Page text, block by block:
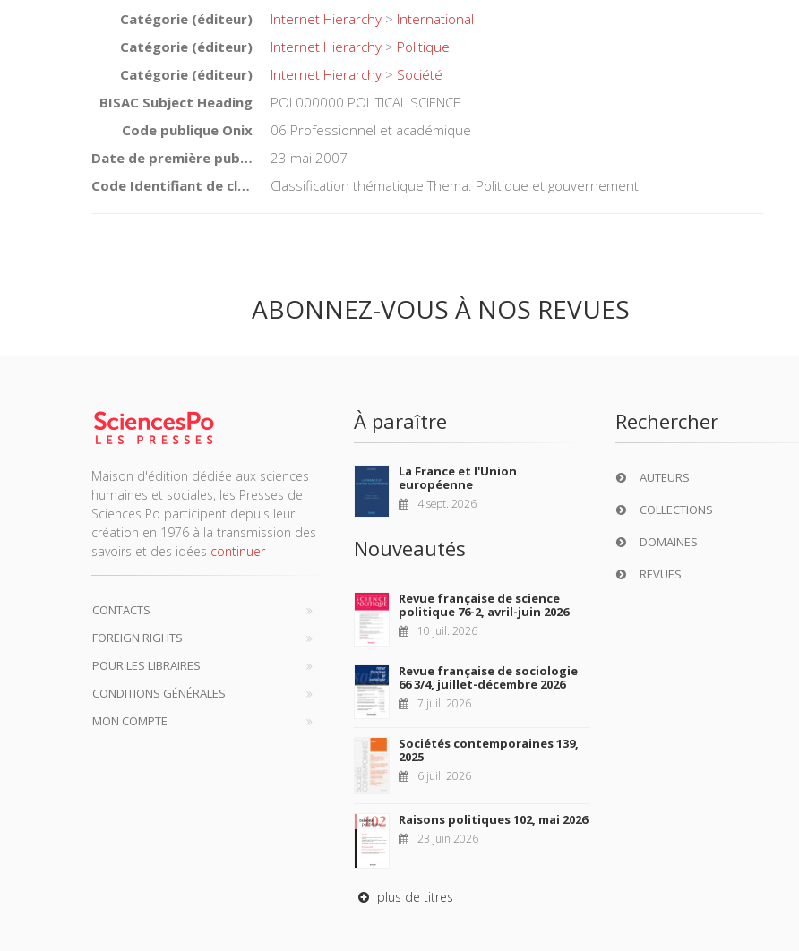
Catégorie (éditeur)
Internet Hierarchy > International
Catégorie (éditeur)
Internet Hierarchy > Politique
Catégorie (éditeur)
Internet Hierarchy > Société
BISAC Subject Heading
POL000000 POLITICAL SCIENCE
Code publique Onix
06 Professionnel et académique
Date de première publication du titre
23 mai 2007
Code Identifiant de classement sujet
Classification thématique Thema: Politique et gouvernement
ABONNEZ-VOUS À NOS REVUES
Maison d'édition dédiée aux sciences
humaines et sociales, les Presses de
Sciences Po participent depuis leur
création en 1976 à la transmission des
savoirs et des idées continuer
CONTACTS
FOREIGN RIGHTS
POUR LES LIBRAIRES
CONDITIONS GÉNÉRALES
MON COMPTE
À paraître
La France et l'Union
européenne
4 sept. 2026
Nouveautés
Revue française de science
politique 76-2, avril-juin 2026
10 juil. 2026
Revue française de sociologie
66 3/4, juillet-décembre 2026
7 juil. 2026
Sociétés contemporaines 139,
2025
6 juil. 2026
Raisons politiques 102, mai 2026
23 juin 2026
plus de titres
Rechercher
AUTEURS
COLLECTIONS
DOMAINES
REVUES